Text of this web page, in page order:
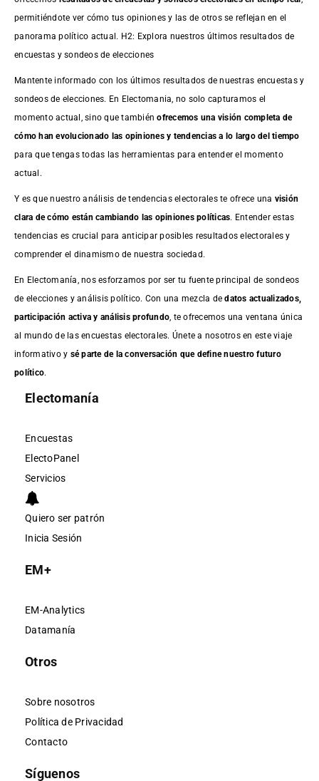
permitiéndote ver cómo tus opiniones y las de otros se reflejan en el
panorama político actual. H2: Explora nuestros últimos resultados de
encuestas y sondeos de elecciones
Mantente informado con los últimos resultados de nuestras encuestasy
sondeos de elecciones. En Electomania, no solo capturamos el
momento actual, sino que tambiénofrecemos una visión completa de
cómo han evolucionado las opiniones y tendencias a lo largo del tiempo
para que tengas todas las herramientas para entender el momento
actual.
Y es que nuestro análisis de tendencias electorales te ofrece una visión
clara de cómo están cambiando las opiniones políticas. Entender estas
tendencias es crucial para anticipar posibles resultados electorales y
comprender el dinamismo de nuestra sociedad.
En Electomanía, nos esforzamos por ser tu fuente principal de sondeos
de elecciones y análisis político. Con una mezcla dedatos actualizados,
participación activa y análisis profundo , te ofrecemos una ventana única
al mundo de las encuestas electorales. Únete a nosotros en este viaje
informativo y sé parte de la conversación que define nuestro futuro
político.
Electomanía
Encuestas
ElectoPanel
Servicios
Quiero ser patrón
Inicia Sesión
EM+
EM-Analytics
Datamanía
Otros
Sobre nosotros
Política de Privacidad
Contacto
Síguenos